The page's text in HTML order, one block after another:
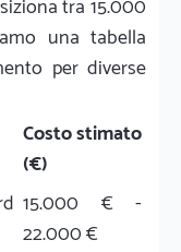
tra 15.000
una tabella
per diverse
Costo stimato
(€)
15.000 € -
22.000 €